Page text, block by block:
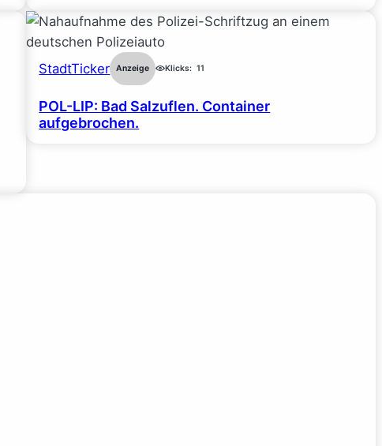
StadtTicker Anzeige Klicks: 11
POL-LIP: Bad Salzuflen. Container
aufgebrochen.